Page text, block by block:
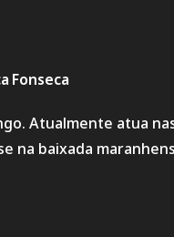
Fonseca
Atualmente atua
na baixada